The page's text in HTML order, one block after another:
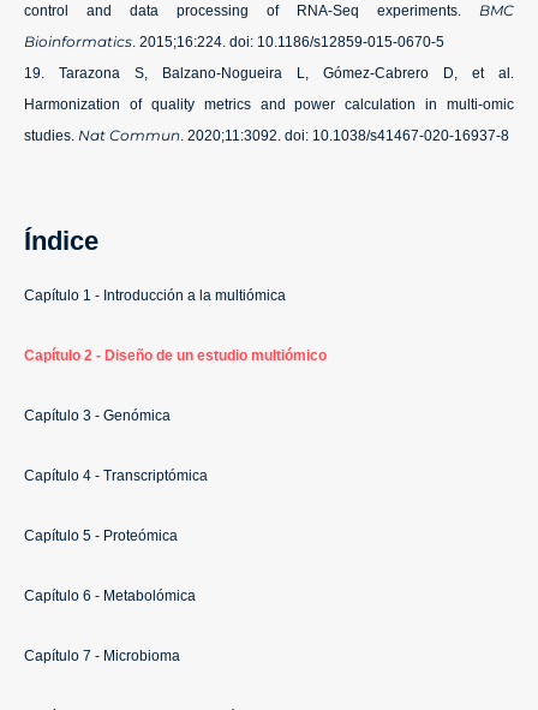
control and data processing of RNA-Seq experiments. BMC
Bioinformatics. 2015;16:224. doi: 10.1186/s12859-015-0670-5
Tarazona S, Balzano-Nogueira L, Gómez-Cabrero D, et al.
Harmonization of quality metrics and power calculation in multi-omic
studies. Nat Commun. 2020;11:3092. doi: 10.1038/s41467-020-16937-8
Índice
Capítulo 1 - Introducción a la multiómica
Capítulo 2 - Diseño de un estudio multiómico
Capítulo 3 - Genómica
Capítulo 4 - Transcriptómica
Capítulo 5 - Proteómica
Capítulo 6 - Metabolómica
Capítulo 7 - Microbioma